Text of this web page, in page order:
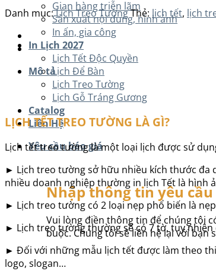
Gian hàng triễn lãm
Sản xuất nội dung, hình ảnh
In ấn, gia công
In Lịch 2027
Lịch Tết Độc Quyền
Lịch Để Bàn
Lịch Treo Tường
Lịch Gỗ Tráng Gương
Catalog
Liên Hệ
Yêu cầu báo giá
Nhập thông tin yêu cầu
Vui lòng điền thông tin để chúng tôi
buộc. Chúng tôi sẽ liên hệ lại với
Danh mục:Lịch Treo TườngThẻ: lịch tết, lịch
Mô tả
LỊCH TẾT TREO TƯỜNG LÀ GÌ?
Lịch tết treo tường là một loại lịch được sử
► Lịch treo tường sở hữu nhiều kích thước đa
nhiều doanh nghiệp thường in lịch Tết là hình
► Lịch treo tường có 2 loại nẹp phổ biến là
► Lịch treo tường thường sẽ có 7 tờ, tuy
► Đối với những mẫu lịch tết được làm theo
logo, slogan…